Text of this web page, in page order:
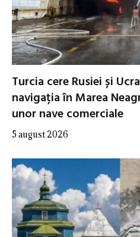
Turcia cere Rusiei și
navigația în Marea
unor nave comerciale
5 august 2026